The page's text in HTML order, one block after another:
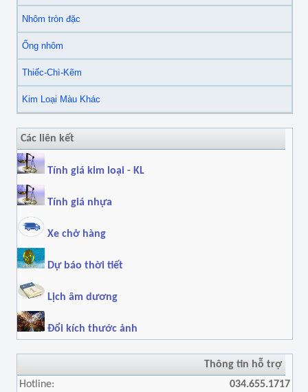
Nhôm tròn đặc
Ống nhôm
Thiếc-Chì-Kẽm
Kim Loại Màu Khác
Các liên kết
Tính giá kim loại - KL
Tính giá nhựa
Xe chở hàng
Dự báo thời tiết
Lịch âm dương
Đổi kích thước ảnh
Thông tin hỗ trợ
Hotline:
034.655.1717